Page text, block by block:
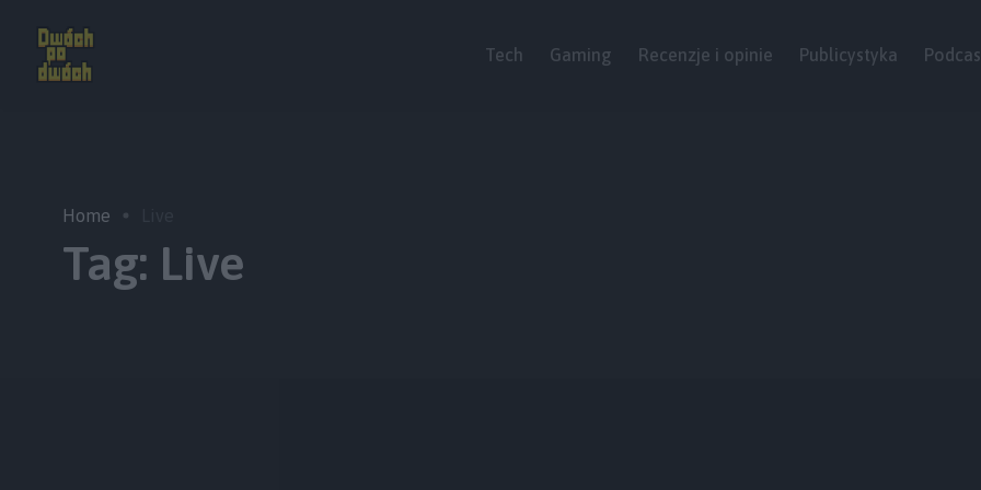
Tech Gaming Recenzje i opinie Publicystyka
Home
Tag: Live